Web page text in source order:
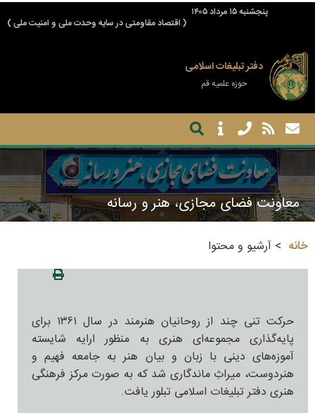
پنجشنبه ۱۵ مرداد ۱۴۰۵
( اقتصاد مقاومتی در سایه وحدت ملی و امنیت ملی )
دفتر تبلیغات اسلامی
حوزه علمیه قم
معاونت فضای مجازی، هنر و رسانه
خانه آرشیو و محتوا
حرکت تنی چند از روحانیان هنرمند در سال ۱۳۶۱ برای
پایه‌گذاری مجموعه‌ای هنری به منظور ارایه شایسته
آموزه‌های دینی با زبان و بیان هنر به جامعه‌ فهیم و
هنردوست، میراثِ ماندگاری شد که به صورت مرکز فرهنگی
هنری دفتر تبلیغات اسلامی تبلور یافت.